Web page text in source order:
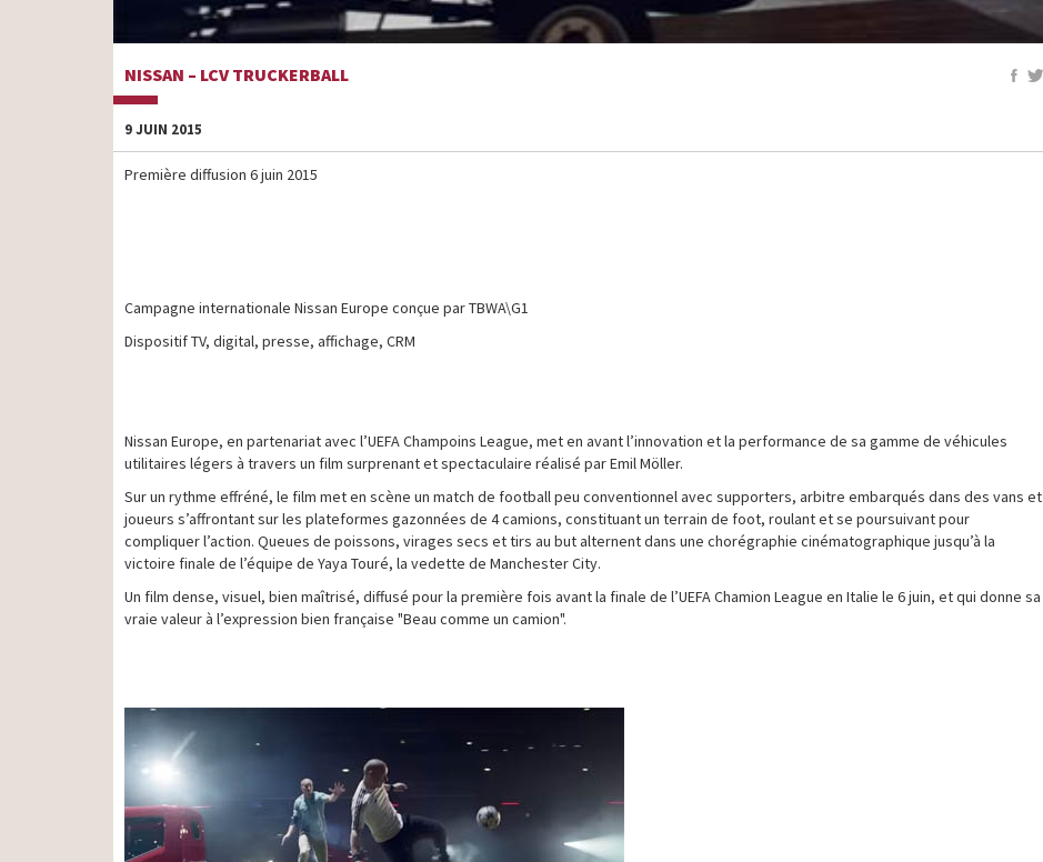
NISSAN – LCV TRUCKERBALL
9 JUIN 2015
Première diffusion 6 juin 2015
Campagne internationale Nissan Europe conçue par TBWA\G1
Dispositif TV, digital, presse, affichage, CRM
Nissan Europe, en partenariat avec l’UEFA Champoins League, met en avant l’innovation et la performance de sa gamme de véhicules
utilitaires légers à travers un film surprenant et spectaculaire réalisé par Emil Möller.
Sur un rythme effréné, le film met en scène un match de football peu conventionnel avec supporters, arbitre embarqués dans des vans et
joueurs s’affrontant sur les plateformes gazonnées de 4 camions, constituant un terrain de foot, roulant et se poursuivant pour
compliquer l’action. Queues de poissons, virages secs et tirs au but alternent dans une chorégraphie cinématographique jusqu’à la
victoire finale de l’équipe de Yaya Touré, la vedette de Manchester City.
Un film dense, visuel, bien maîtrisé, diffusé pour la première fois avant la finale de l’UEFA Chamion League en Italie le 6 juin, et qui donne sa
vraie valeur à l’expression bien française "Beau comme un camion".